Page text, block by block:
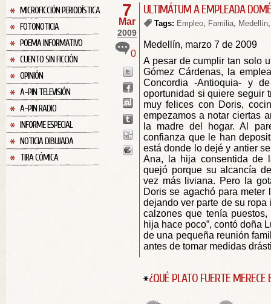
MICROFICCIÓN PERIODÍSTICA
FOTONOTICIA
POEMA INFORMATIVO
CUENTO SIN FICCIÓN
OPINIÓN
A-PIN TELEVISIÓN
A-PIN RADIO
INFORME ESPECIAL
NOTICIA DIBUJADA
TIRA CÓMICA
7
Mar
2009
0
ULTIMÁTUM A EMPLEADA
Tags: Empleo, Familia, Medellín
Medellín, marzo 7 de 2009
A pesar de cumplir tan solo
Gómez Cárdenas, la
Concordia -Antioquia- y
oportunidad si quiere seguir
muy felices con Doris,
empezamos a notar ciertas
la madre del hogar. Al
confianza que le han
está donde lo dejé y antier
Ana, la hija consentida de
quejó porque su alcancía
vez más liviana. Pero la
Doris se agachó para meter
dejando ver parte de su ropa
calzones que tenía
hija hace poco”, contó doña
de una pequeña reunión
antes de tomar medidas
¿QUÉ PLATO FUERTE MERECE